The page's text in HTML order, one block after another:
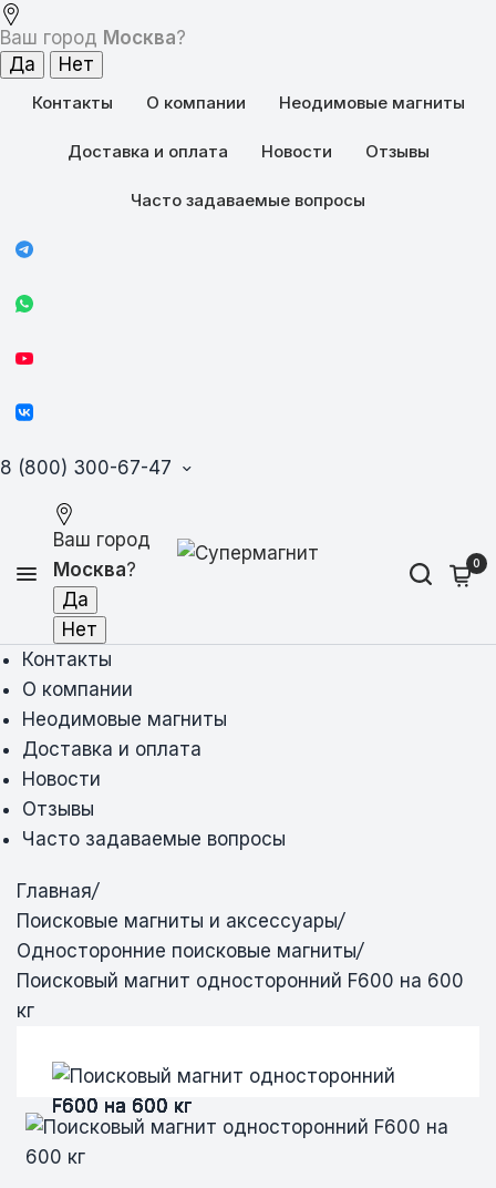
Ваш город Москва?
Контакты О компании Неодимовые магниты
Доставка и оплата Новости Отзывы
Часто задаваемые вопросы
8 (800) 300-67-47
Ваш город
Москва? 0
Контакты
О компании
Неодимовые магниты
Доставка и оплата
Новости
Отзывы
Часто задаваемые вопросы
Главная/
Поисковые магниты и аксессуары/
Односторонние поисковые магниты/
Поисковый магнит односторонний F600 на 600
кг
на 600 кг
на 600 кг
на 600 кг
на 600 кг
на 600 кг
на 600 кг
на 600 кг
на 600 кг
на 600 кг
на 600 кг
на 600 кг